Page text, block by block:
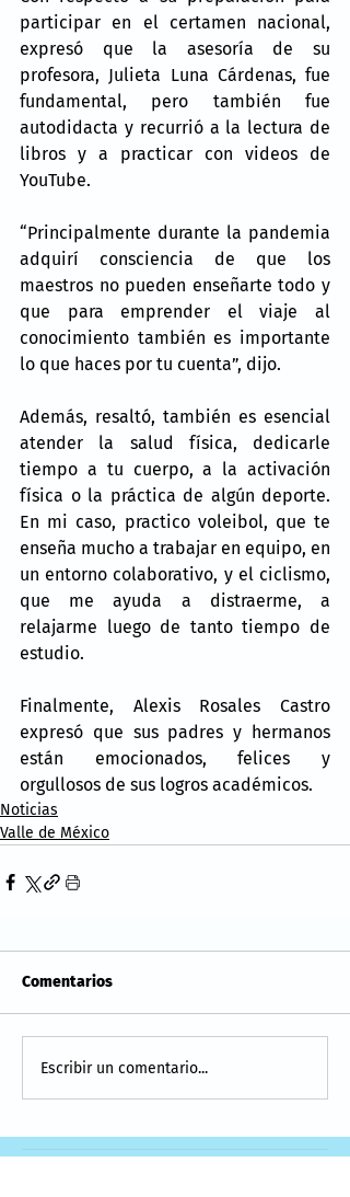
participar en el certamen nacional,
expresó que la asesoría de su
profesora, Julieta Luna Cárdenas, fue
fundamental, pero también fue
autodidacta y recurrió a la lectura de
libros y a practicar con videos de
YouTube.
“Principalmente durante la pandemia
adquirí consciencia de que los
maestros no pueden enseñarte todo y
que para emprender el viaje al
conocimiento también es importante
lo que haces por tu cuenta”, dijo.
Además, resaltó, también es esencial
atender la salud física, dedicarle
tiempo a tu cuerpo, a la activación
física o la práctica de algún deporte.
En mi caso, practico voleibol, que te
enseña mucho a trabajar en equipo, en
un entorno colaborativo, y el ciclismo,
que me ayuda a distraerme, a
relajarme luego de tanto tiempo de
estudio.
Finalmente, Alexis Rosales Castro
expresó que sus padres y hermanos
están emocionados, felices y
orgullosos de sus logros académicos.
Noticias
Valle de México
Comentarios
Escribir un comentario...